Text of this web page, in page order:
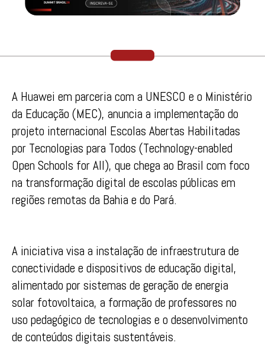
A Huawei em parceria com a UNESCO e o Ministério
da Educação (MEC), anuncia a implementação do
projeto internacional Escolas Abertas Habilitadas
por Tecnologias para Todos (Technology-enabled
Open Schools for All), que chega ao Brasil com foco
na transformação digital de escolas públicas em
regiões remotas da Bahia e do Pará.
A iniciativa visa a instalação de infraestrutura de
conectividade e dispositivos de educação digital,
alimentado por sistemas de geração de energia
solar fotovoltaica, a formação de professores no
uso pedagógico de tecnologias e o desenvolvimento
de conteúdos digitais sustentáveis.